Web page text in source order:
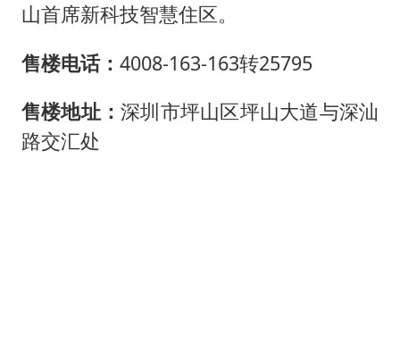
山首席新科技智慧住区。
售楼电话： 4008-163-163转25795
售楼地址：深圳市坪山区坪山大道与深汕
路交汇处